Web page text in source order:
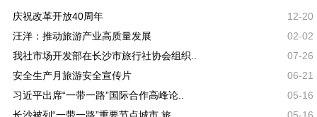
庆祝改革开放40周年
12-20
汪洋：推动旅游产业高质量发展
02-02
我社市场开发部在长沙市旅行社协会组织..
07-26
安全生产月旅游安全宣传片
06-21
习近平出席“一带一路”国际合作高峰论..
05-16